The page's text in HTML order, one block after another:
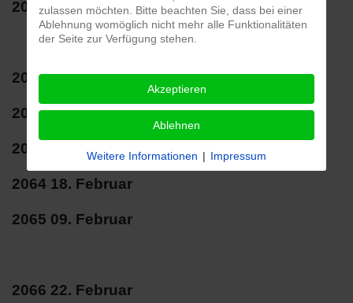
2060 01. März
2061 21. Februar
2062 06. Februar
2063 26. Februar
2064 18. Februar
2065 09. Februar
2066 22. Februar
zulassen möchten. Bitte beachten Sie, dass bei einer
Ablehnung womöglich nicht mehr alle Funktionalitäten
der Seite zur Verfügung stehen.
Akzeptieren
Ablehnen
Weitere Informationen | Impressum